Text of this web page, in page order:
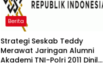
Berita
Strategi Seskab Teddy
Merawat Jaringan Alumni
Akademi TNI-Polri 2011 Dinilai
Berita